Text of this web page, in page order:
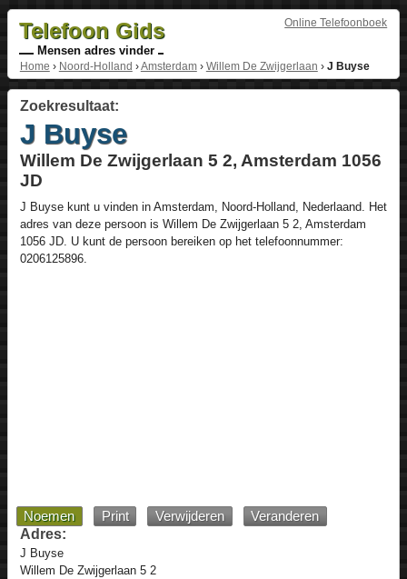
Online Telefoonboek
Telefoon Gids
Mensen adres vinder
Home › Noord-Holland ›Amsterdam› Willem De Zwijgerlaan › J Buyse
Zoekresultaat:
J Buyse
Willem De Zwijgerlaan 5 2, Amsterdam 1056
JD
J Buysekunt u vinden in Amsterdam Noord-Holland, Nederlaand. Het
adres van deze persoon is Willem De Zwijgerlaan 5 2, Amsterdam
1056 JD. U kunt de persoon bereiken op het telefoonnummer:
0206125896.
Noemen Print Verwijderen
Veranderen
Adres:
J Buyse
Willem De Zwijgerlaan 5 2